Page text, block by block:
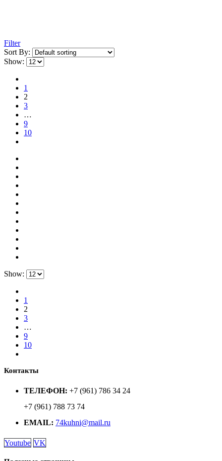
Filter
Sort By:
Show:
1
2
3
…
9
10
Show:
1
2
3
…
9
10
Контакты
ТЕЛЕФОН: +7 (961) 786 34 24
+7 (961) 788 73 74
EMAIL: 74kuhni@mail.ru
Youtube VK